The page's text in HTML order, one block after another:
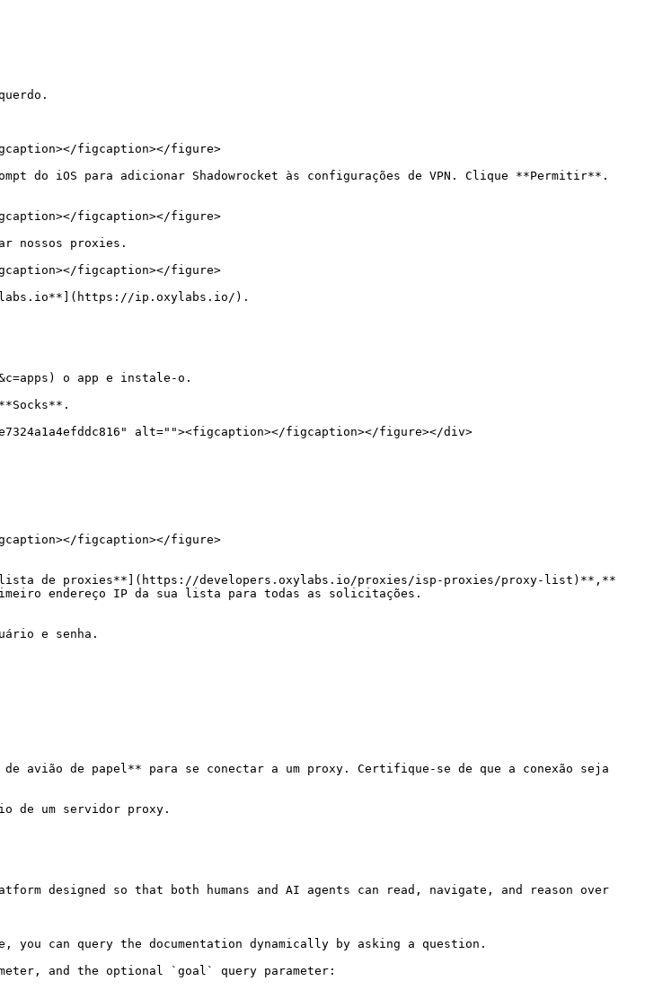
figcaption></figure>
do iOS para adicionar Shadowrocket às configurações de VPN. Clique **Permitir**.
figcaption></figure>
nossos proxies.
figcaption></figure>
ip.oxylabs.io/).
o app e instale-o.
alt=""><figcaption></figcaption></figure></div>
figcaption></figure>
de proxies**](https://developers.oxylabs.io/proxies/isp-proxies/proxy-list)**,**
endereço IP da sua lista para todas as solicitações.
e senha.
avião de papel** para se conectar a um proxy. Certifique-se de que a conexão seja
de um servidor proxy.
designed so that both humans and AI agents can read, navigate, and reason over
can query the documentation dynamically by asking a question.
and the optional `goal` query parameter: